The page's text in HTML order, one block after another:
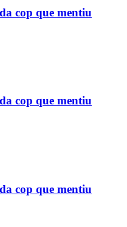
cop que mentiu
cop que mentiu
cop que mentiu